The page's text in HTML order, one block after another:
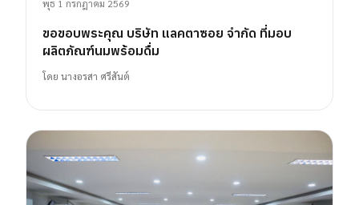
พุธ 1 กรกฎาคม 2569
ขอขอบพระคุณ บริษัท แลคตาซอย จำกัด ที่มอบ
ผลิตภัณฑ์นมพร้อมดื่ม
โดย นางอรสา ศรีสันต์